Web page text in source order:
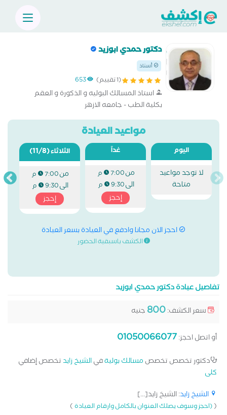
دكتور حمدي ابوزيد
أستاذ
(1 تقييم) 653
استاذ المسالك البوليه و الذكورة و العقم
بكلية الطب - جامعه الازهر
مواعيد العيادة
اليوم
لا توجد مواعيد
متاحة
غداً
من7:00 م
الى9:30 م
إحجز
الثلاثاء(11/8)
من7:00 م
الى9:30 م
إحجز
احجز الان مجانا وادفع في العيادة بسعر العيادة
الكشف باسبقية الحضور
تفاصيل عيادة دكتور حمدي ابوزيد
سعر الكشف:800 جنيه
أو اتصل احجز:01050066077
دكتور تخصص تخصص مسالك بوليةفيالشيخ زايدتخصص إضافي
كلى
الشيخ زايد: الشيخ زايد[...]
((احجز وسوف يصلك العنوان بالكامل وارقام العيادة)